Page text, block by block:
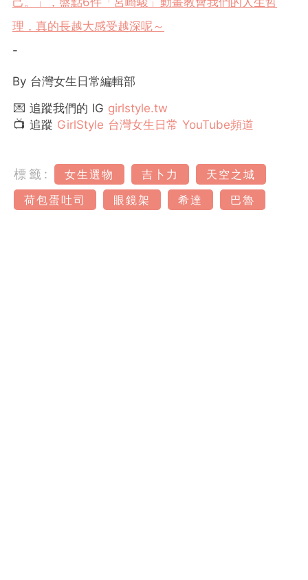
理，真的長越大感受越深呢～
-
By 台灣女生日常編輯部
💌 追蹤我們的 IG girlstyle.tw
📺 追蹤 GirlStyle 台灣女生日常 YouTube頻道
標籤: 女生選物 吉卜力
天空之城
荷包蛋吐司
眼鏡架 希達 巴魯